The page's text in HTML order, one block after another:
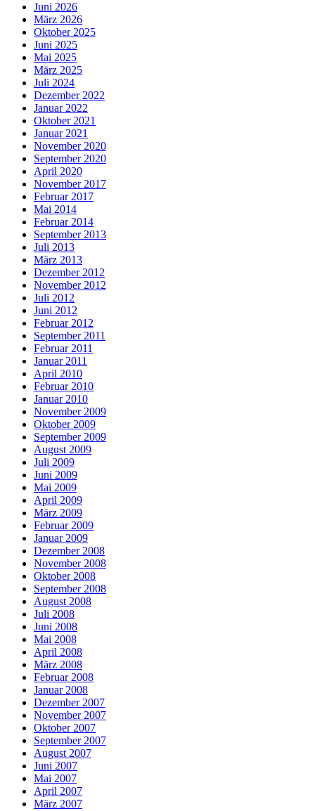
Juni 2026
März 2026
Oktober 2025
Juni 2025
Mai 2025
März 2025
Juli 2024
Dezember 2022
Januar 2022
Oktober 2021
Januar 2021
November 2020
September 2020
April 2020
November 2017
Februar 2017
Mai 2014
Februar 2014
September 2013
Juli 2013
März 2013
Dezember 2012
November 2012
Juli 2012
Juni 2012
Februar 2012
September 2011
Februar 2011
Januar 2011
April 2010
Februar 2010
Januar 2010
November 2009
Oktober 2009
September 2009
August 2009
Juli 2009
Juni 2009
Mai 2009
April 2009
März 2009
Februar 2009
Januar 2009
Dezember 2008
November 2008
Oktober 2008
September 2008
August 2008
Juli 2008
Juni 2008
Mai 2008
April 2008
März 2008
Februar 2008
Januar 2008
Dezember 2007
November 2007
Oktober 2007
September 2007
August 2007
Juni 2007
Mai 2007
April 2007
März 2007